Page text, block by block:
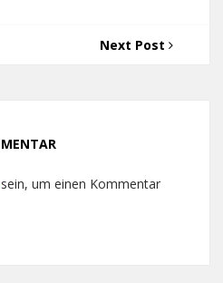
Next Post
sein, um einen Kommentar